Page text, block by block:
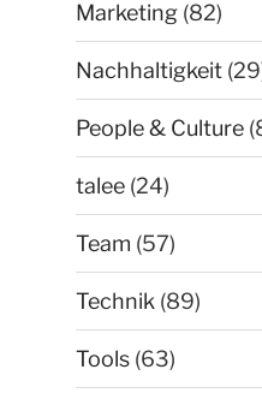
Marketing (82)
Nachhaltigkeit
People & Culture
talee (24)
Team (57)
Technik (89)
Tools (63)